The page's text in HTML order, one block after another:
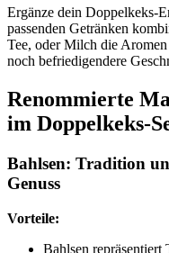
Ergänze dein Doppelkeks-
passenden Getränken
Tee, oder Milch die
noch befriedigendere
Renommierte
im Doppelkeks-
Bahlsen: Tradition
Genuss
Vorteile:
Bahlsen